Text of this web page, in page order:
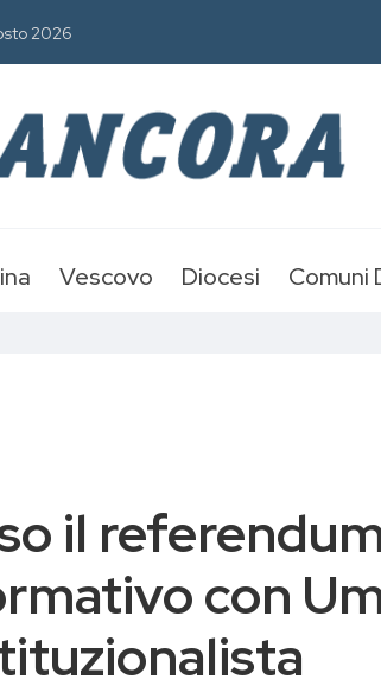
2026
Vescovo Diocesi Comuni
il
con